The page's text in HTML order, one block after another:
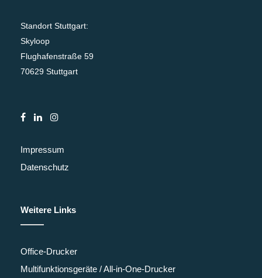
Standort Stuttgart:
Skyloop
Flughafenstraße 59
70629 Stuttgart
Impressum
Datenschutz
Weitere Links
Office-Drucker
Multifunktionsgeräte / All-in-One-Drucker